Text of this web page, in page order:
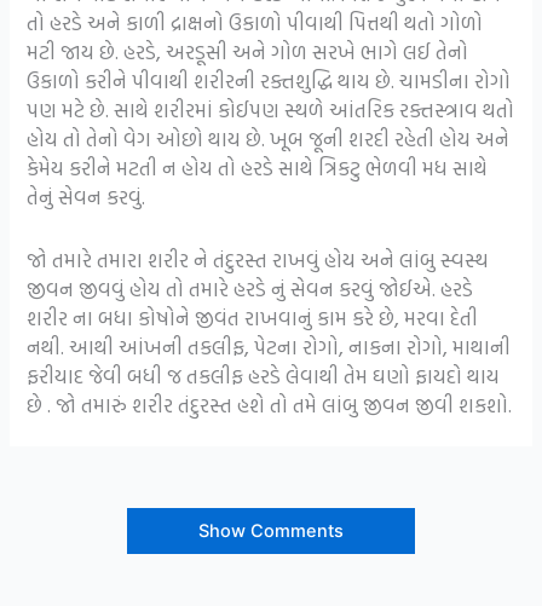
તો હરડે અને કાળી દ્રાક્ષનો ઉકાળો પીવાથી પિત્તથી થતો ગોળો
મટી જાય છે. હરડે, અરડૂસી અને ગોળ સરખે ભાગે લઈ તેનો
ઉકાળો કરીને પીવાથી શરીરની રક્તશુદ્ધિ થાય છે. ચામડીના રોગો
પણ મટે છે. સાથે શરીરમાં કોઈપણ સ્થળે આંતરિક રક્તસ્ત્રાવ થતો
હોય તો તેનો વેગ ઓછો થાય છે. ખૂબ જૂની શરદી રહેતી હોય અને
કેમેય કરીને મટતી ન હોય તો હરડે સાથે ત્રિકટુ ભેળવી મધ સાથે
તેનું સેવન કરવું.
જો તમારે તમારા શરીર ને તંદુરસ્ત રાખવું હોય અને લાંબુ સ્વસ્થ
જીવન જીવવું હોય તો તમારે હરડે નું સેવન કરવું જોઈએ. હરડે
શરીર ના બધા કોષોને જીવંત રાખવાનું કામ કરે છે, મરવા દેતી
નથી. આથી આંખની તકલીફ, પેટના રોગો, નાકના રોગો, માથાની
ફરીયાદ જેવી બધી જ તકલીફ હરડે લેવાથી તેમ ઘણો ફાયદો થાય
છે . જો તમારું શરીર તંદુરસ્ત હશે તો તમે લાંબુ જીવન જીવી શકશો.
Show Comments